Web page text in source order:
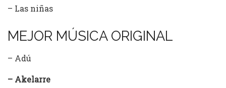
– Las niñas
MEJOR MÚSICA ORIGINAL
– Adú
– Akelarre